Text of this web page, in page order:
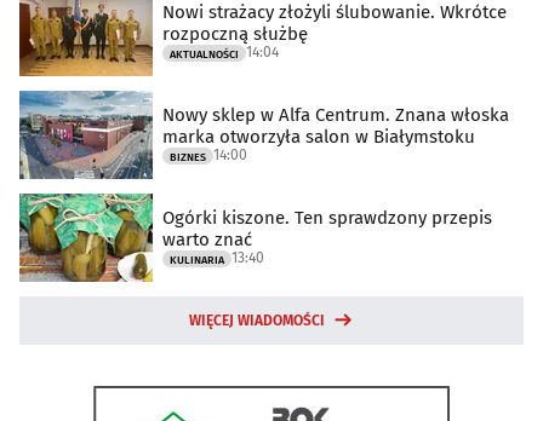
Nowi strażacy złożyli ślubowanie. Wkrótce
rozpoczną służbę
AKTUALNOŚCI 14:04
Nowy sklep w Alfa Centrum. Znana włoska
marka otworzyła salon w Białymstoku
BIZNES 14:00
Ogórki kiszone. Ten sprawdzony przepis
warto znać
KULINARIA 13:40
WIĘCEJ WIADOMOŚCI